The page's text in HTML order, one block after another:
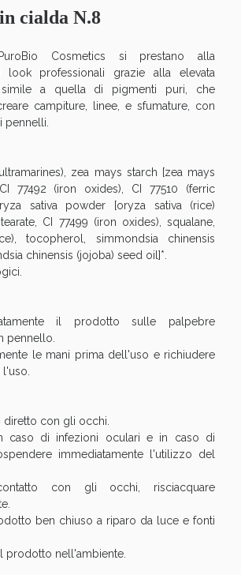
cialda N.8
Cosmetics si prestano alla
look professionali grazie alla elevata
simile a quella di pigmenti puri, che
campiture, linee, e sfumature, con
pennelli.
zea mays starch [zea mays
77492 (iron oxides), CI 77510 (ferric
sativa powder [oryza sativa (rice)
CI 77499 (iron oxides), squalane,
tocopherol, simmondsia chinensis
chinensis (jojoba) seed oil]*.
il prodotto sulle palpebre
pennello.
le mani prima dell'uso e richiudere
diretto con gli occhi.
caso di infezioni oculari e in caso di
immediatamente l'utilizzo del
con gli occhi, risciacquare
ben chiuso a riparo da luce e fonti
prodotto nell'ambiente.
fino al 55% disponibile oggi!
Prostata: Sconti fino al 45% oggi!